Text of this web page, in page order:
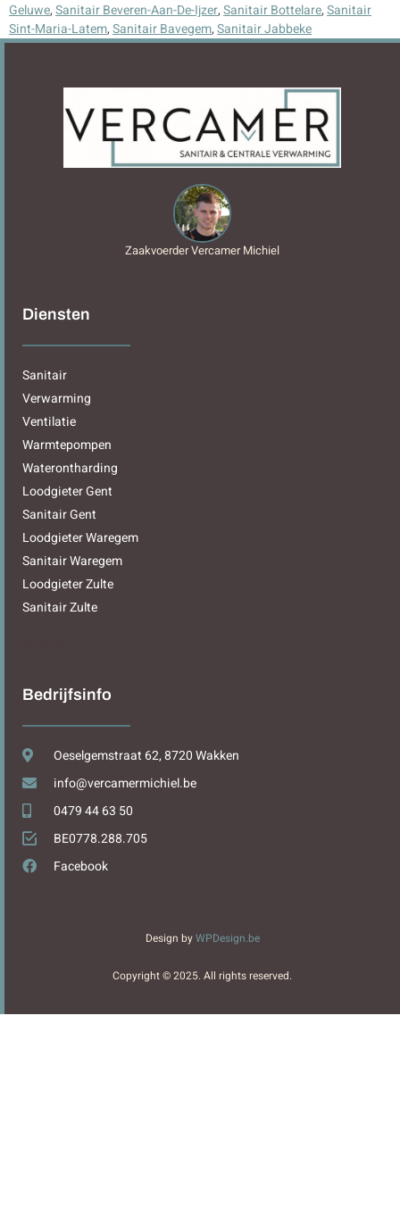
Geluwe,Sanitair Beveren-Aan-De-Ijzer,Sanitair Bottelare,Sanitair
Sint-Maria-Latem,Sanitair Bavegem,Sanitair Jabbeke
Zaakvoerder Vercamer Michiel
Diensten
Sanitair
Verwarming
Ventilatie
Warmtepompen
Waterontharding
Loodgieter Gent
Sanitair Gent
Loodgieter Waregem
Sanitair Waregem
Loodgieter Zulte
Sanitair Zulte
Bedrijfsinfo
Oeselgemstraat 62, 8720 Wakken
info@vercamermichiel.be
0479 44 63 50
BE0778.288.705
Facebook
Design byWPDesign.be
Copyright © 2025. All rights reserved.